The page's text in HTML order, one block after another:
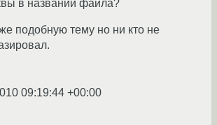
в названии файла?
подобную тему но ни кто не
09:19:44 +00:00